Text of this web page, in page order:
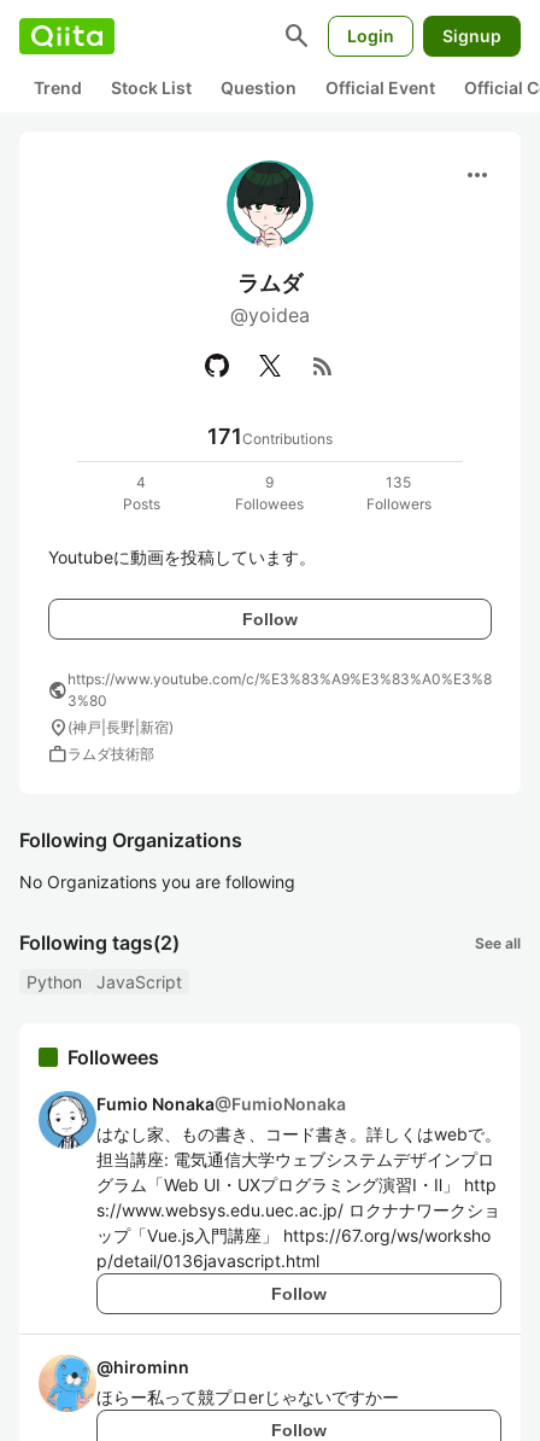
search Login Signup
Trend Stock List Question Official Event Official
more_horiz
ラムダ
@yoidea
rss_feed
171Contributions
4
Posts
9
Followees
135
Followers
Youtubeに動画を投稿しています。
Follow
publichttps://www.youtube.com/c/%E3%83%A9%E3%83%A0%E3%8
3%80
location_on (神戸|長野|新宿)
workラムダ技術部
Following Organizations
No Organizations you are following
Following tags(2) See all
Python JavaScript
Followees
Fumio Nonaka@FumioNonaka
はなし家、もの書き、コード書き。詳しくはwebで。
担当講座: 電気通信大学ウェブシステムデザインプロ
グラム「Web UI・UXプログラミング演習I・Ⅱ」 http
s://www.websys.edu.uec.ac.jp/ ロクナナワークショ
ップ「Vue.js入門講座」 https://67.org/ws/worksho
p/detail/0136javascript.html
Follow
@hirominn
ほらー私って競プロerじゃないですかー
Follow